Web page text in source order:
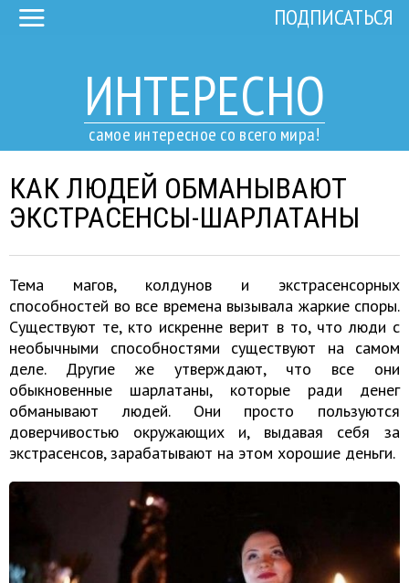
ИНТЕРЕСНО
самое интересное со всего мира!
ПОДПИСАТЬСЯ
КАК ЛЮДЕЙ ОБМАНЫВАЮТ
ЭКСТРАСЕНСЫ-ШАРЛАТАНЫ
Тема магов, колдунов и экстрасенсорных
способностей во все времена вызывала жаркие споры.
Существуют те, кто искренне верит в то, что люди с
необычными способностями существуют на самом
деле. Другие же утверждают, что все они
обыкновенные шарлатаны, которые ради денег
обманывают людей. Они просто пользуются
доверчивостью окружающих и, выдавая себя за
экстрасенсов, зарабатывают на этом хорошие деньги.